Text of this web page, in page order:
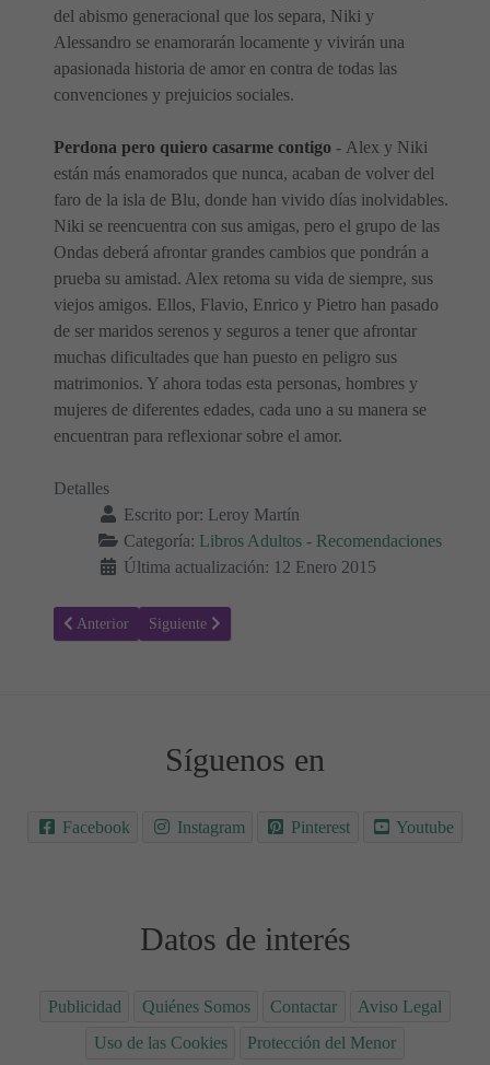
del abismo generacional que los separa, Niki y
Alessandro se enamorarán locamente y vivirán una
apasionada historia de amor en contra de todas las
convenciones y prejuicios sociales.
Perdona pero quiero casarme contigo - Alex y Niki
están más enamorados que nunca, acaban de volver del
faro de la isla de Blu, donde han vivido días inolvidables.
Niki se reencuentra con sus amigas, pero el grupo de las
Ondas deberá afrontar grandes cambios que pondrán a
prueba su amistad. Alex retoma su vida de siempre, sus
viejos amigos. Ellos, Flavio, Enrico y Pietro han pasado
de ser maridos serenos y seguros a tener que afrontar
muchas dificultades que han puesto en peligro sus
matrimonios. Y ahora todas esta personas, hombres y
mujeres de diferentes edades, cada uno a su manera se
encuentran para reflexionar sobre el amor.
Detalles
Escrito por: Leroy Martín
Categoría: Libros Adultos - Recomendaciones
Última actualización: 12 Enero 2015
Artículo anterior: La Puerta del Cielo de Reyes Calderón
Anterior Artículo siguiente: El sonámbulo de Sebastian Fitzek
Siguiente
Síguenos en
Facebook Instagram Pinterest Youtube
Datos de interés
Publicidad Quiénes Somos Contactar
Aviso Legal
Uso de las Cookies
Protección del Menor